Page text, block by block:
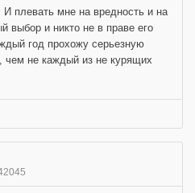
плевать мне на вредность и на
и никто не в праве его
год прохожу серьезную
чем не каждый из не курящих